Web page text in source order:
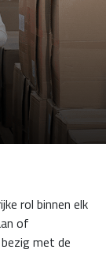
rol binnen elk
of
met de